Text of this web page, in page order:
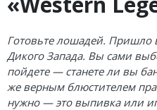
Готовьте лошадей. Пришло
Дикого Запада. Вы сами
пойдете — станете ли вы
же верным блюстителем
нужно — это выпивка или
Тактические на
Для компании
Для двоих
В дорогу
Карточные
КвестМастер
Тик-Так-Бумм
Корни / Root
Серп
Mansions of Madness
Кланк! / Clank!
Лавкрафт
Мертвый сезон